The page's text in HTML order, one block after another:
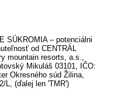
SÚKROMIA – potenciálni
od CENTRÁL
mountain resorts, a.s.,
Mikuláš 03101, IČO:
Okresného súd Žilina,
L, (ďalej len 'TMR')